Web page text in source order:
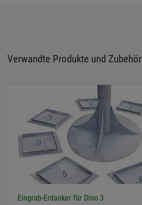
Verwandte Produkte und Zubehör
Eingrab-Erdanker für Dino 3